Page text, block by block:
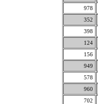
978
352
398
124
156
949
578
960
702